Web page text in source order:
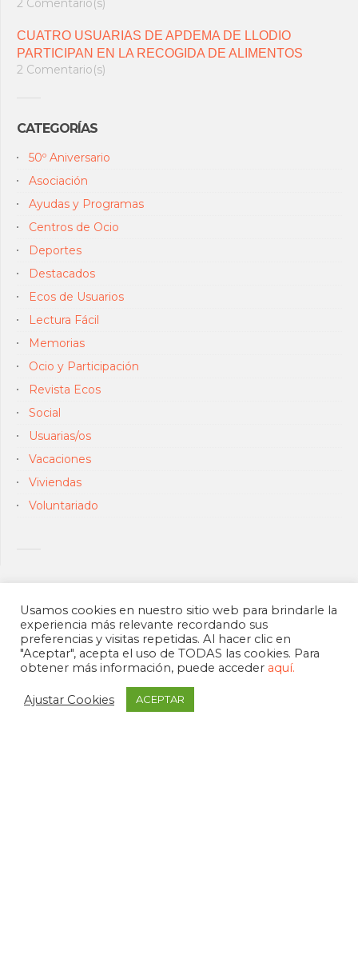
2 Comentario(s)
CUATRO USUARIAS DE APDEMA DE LLODIO
PARTICIPAN EN LA RECOGIDA DE ALIMENTOS
2 Comentario(s)
CATEGORÍAS
50º Aniversario
Asociación
Ayudas y Programas
Centros de Ocio
Deportes
Destacados
Ecos de Usuarios
Lectura Fácil
Memorias
Ocio y Participación
Revista Ecos
Social
Usuarias/os
Vacaciones
Viviendas
Voluntariado
Usamos cookies en nuestro sitio web para brindarle la
experiencia más relevante recordando sus
preferencias y visitas repetidas. Al hacer clic en
"Aceptar", acepta el uso de TODAS las cookies. Para
obtener más información, puede acceder aquí.
Ajustar Cookies ACEPTAR